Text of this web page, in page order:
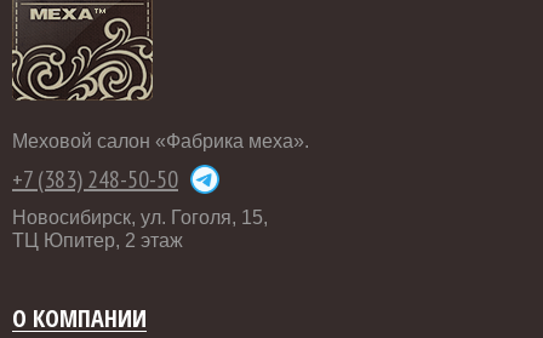
Меховой салон «Фабрика меха».
+7 (383) 248-50-50
Новосибирск, ул. Гоголя, 15,
ТЦ Юпитер, 2 этаж
О КОМПАНИИ